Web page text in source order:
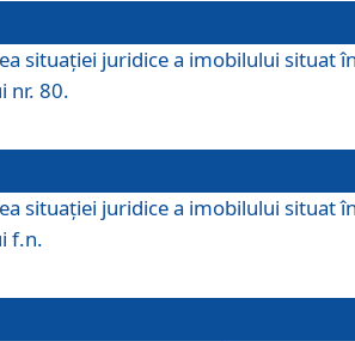
situației juridice a imobilului situat
nr. 80.
situației juridice a imobilului situat
f.n.